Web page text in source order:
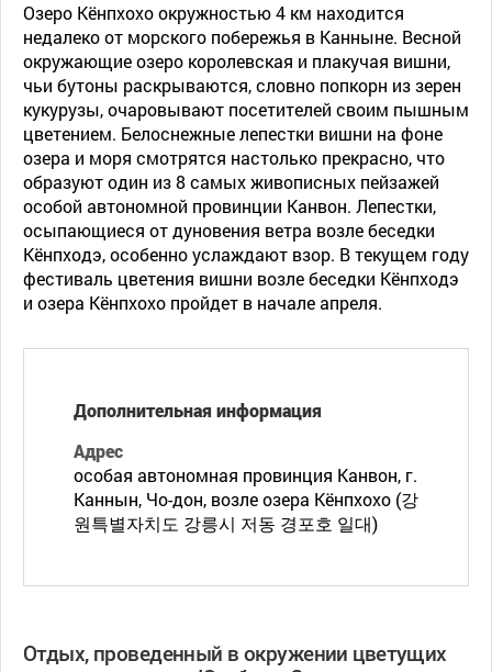
Озеро Кёнпхохо окружностью 4 км находится
недалеко от морского побережья в Канныне. Весной
окружающие озеро королевская и плакучая вишни,
чьи бутоны раскрываются, словно попкорн из зерен
кукурузы, очаровывают посетителей своим пышным
цветением. Белоснежные лепестки вишни на фоне
озера и моря смотрятся настолько прекрасно, что
образуют один из 8 самых живописных пейзажей
особой автономной провинции Канвон. Лепестки,
осыпающиеся от дуновения ветра возле беседки
Кёнпходэ, особенно услаждают взор. В текущем году
фестиваль цветения вишни возле беседки Кёнпходэ
и озера Кёнпхохо пройдет в начале апреля.
Дополнительная информация
Адрес
особая автономная провинция Канвон, г.
Каннын, Чо-дон, возле озера Кёнпхохо (강
원특별자치도 강릉시 저동 경포호 일대)
Отдых, проведенный в окружении цветущих